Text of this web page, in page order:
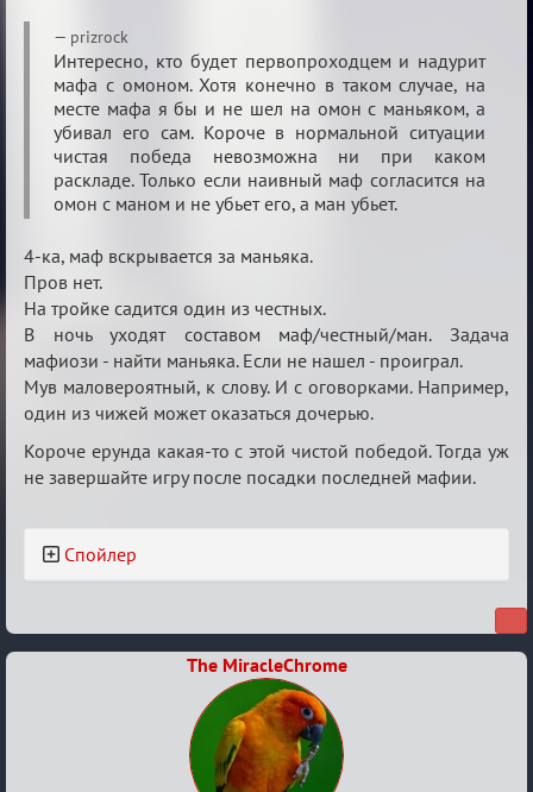
Re:
Семейный
кубок
prizrock
Интересно, кто будет первопроходцем и надурит
мафа с омоном. Хотя конечно в таком случае, на
месте мафа я бы и не шел на омон с маньяком, а
убивал его сам. Короче в нормальной ситуации
чистая победа невозможна ни при каком
раскладе. Только если наивный маф согласится на
омон с маном и не убьет его, а ман убьет.
4-ка, маф вскрывается за маньяка.
Пров нет.
На тройке садится один из честных.
В ночь уходят составом маф/честный/ман. Задача
мафиози - найти маньяка. Если не нашел - проиграл.
Мув маловероятный, к слову. И с оговорками. Например,
один из чижей может оказаться дочерью.
Короче ерунда какая-то с этой чистой победой. Тогда уж
не завершайте игру после посадки последней мафии.
Спойлер
The MiracleChrome